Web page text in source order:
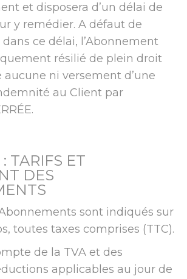
et disposera d’un délai de
y remédier. A défaut de
ce délai, l’Abonnement
résilié de plein droit
ni versement d’une
au Client par
TARIFS ET
DES
sont indiqués sur
toutes taxes comprises (TTC).
de la TVA et des
applicables au jour de